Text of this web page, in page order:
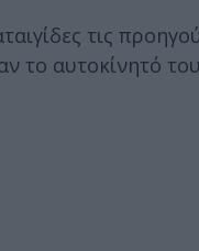
τις
το αυτοκίνητό